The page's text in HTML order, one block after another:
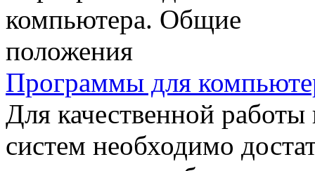
Программы для
Для качественной
систем необходимо